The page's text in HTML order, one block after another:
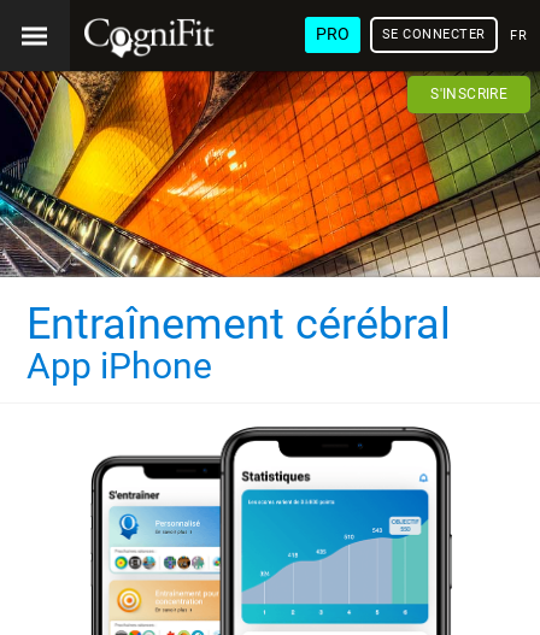
PRO SE CONNECTER
S'INSCRIRE
Entraînement cérébral
App iPhone